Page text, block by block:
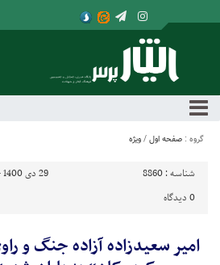
گروه : صفحه اول / ویژه
شناسه : 8860
29 دی 1400 - 19:43
0 دیدگاه
امیر سعیدزاده آزاده جنگ و